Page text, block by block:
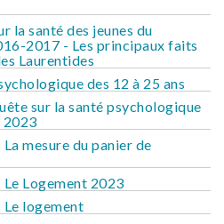
la santé des jeunes du
2017 - Les principaux faits
Laurentides
des 12 à 25 ans
sur la santé psychologique
2023
mesure du panier de
Le Logement 2023
Le logement